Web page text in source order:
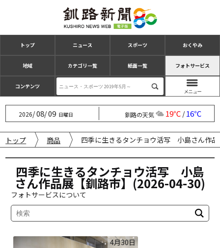
トップ ニュース スポーツ おくやみ
地域 カテゴリ一覧 紙面一覧 フォトサービス
コンテンツ
2026/08/09 日曜日 釧路の天気 19℃/16℃
トップ 商品 四季に生きるタンチョウ活写 小島さん作
四季に生きるタンチョウ活写 小島
さん作品展【釧路市】(2026-04-30)
フォトサービスについて
4月30日